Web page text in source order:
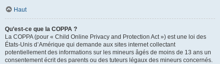
Haut
Qu’est-ce que la COPPA ?
La COPPA (pour « Child Online Privacy and Protection Act ») est une loi des
États-Unis d’Amérique qui demande aux sites internet collectant
potentiellement des informations sur les mineurs âgés de moins de 13 ans un
consentement écrit des parents ou des tuteurs légaux des mineurs concernés.